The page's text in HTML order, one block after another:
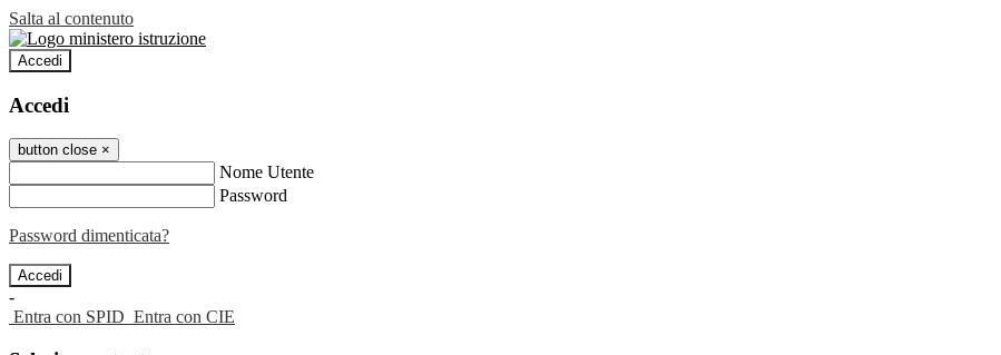
Salta al contenuto
Accedi
Accedi
button close ×
Nome Utente
Password
Password dimenticata?
-
Entra con SPID Entra con CIE